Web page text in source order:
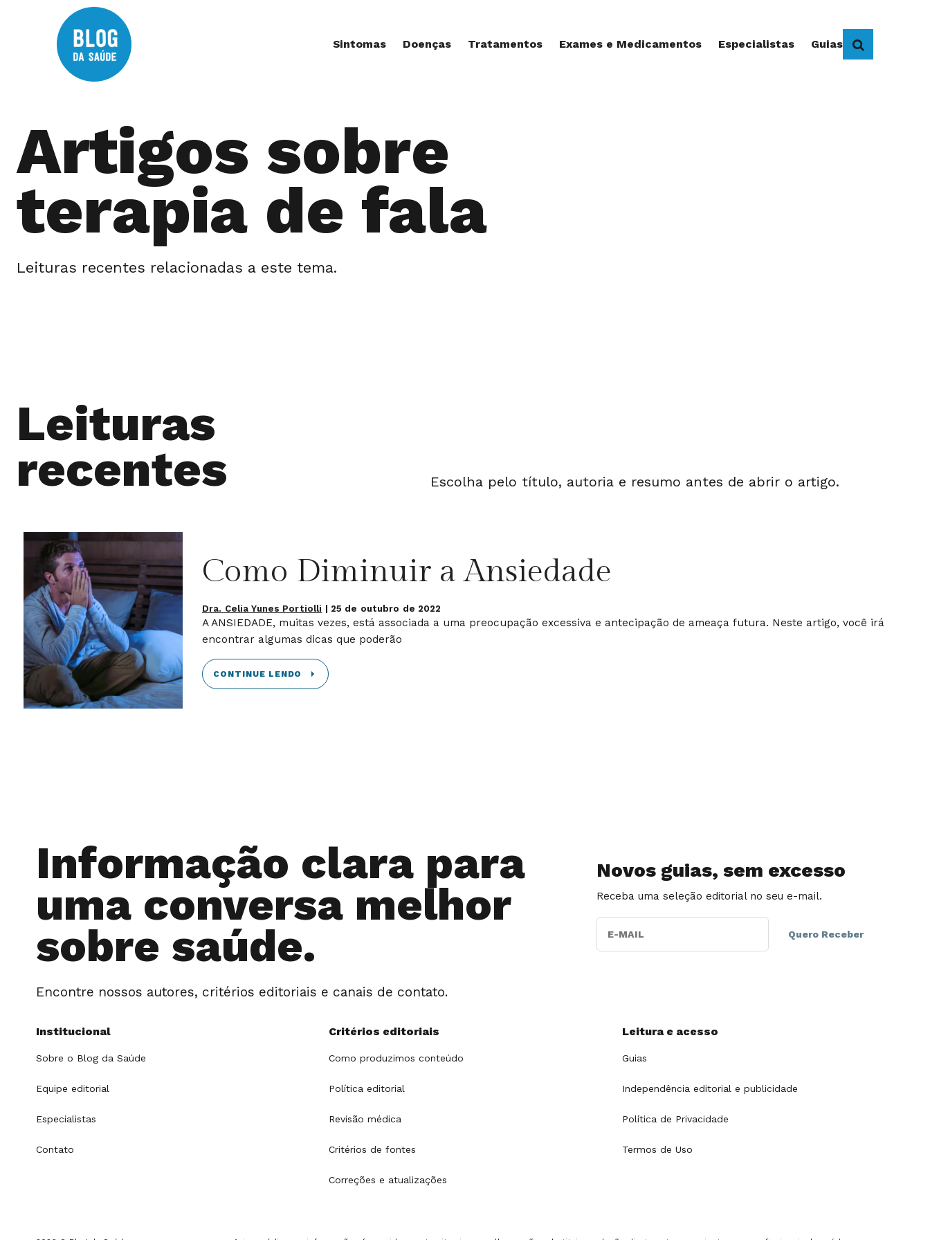
Sintomas Doenças Tratamentos Exames e Medicamentos Especialistas Guias BUSCAR
Artigos sobre
terapia de fala
Leituras recentes relacionadas a este tema.
Leituras
recentes
Escolha pelo título, autoria e resumo antes de abrir o artigo.
Como Diminuir a Ansiedade
Dra. Celia Yunes Portiolli 25 de outubro de 2022
A ANSIEDADE, muitas vezes, está associada a uma preocupação excessiva e antecipação de ameaça futura. Neste artigo, você irá
encontrar algumas dicas que poderão
CONTINUE LENDO
Informação clara para
uma conversa melhor
sobre saúde.
Encontre nossos autores, critérios editoriais e canais de contato.
Novos guias, sem excesso
Receba uma seleção editorial no seu e-mail.
Institucional
Sobre o Blog da Saúde
Equipe editorial
Especialistas
Contato
Critérios editoriais
Como produzimos conteúdo
Política editorial
Revisão médica
Critérios de fontes
Correções e atualizações
Leitura e acesso
Guias
Independência editorial e publicidade
Política de Privacidade
Termos de Uso